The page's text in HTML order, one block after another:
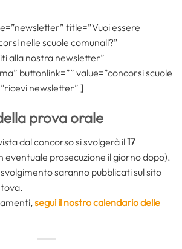
title=”Vuoi essere
nelle scuole comunali?”
alla nostra newsletter”
buttonlink=”” value=”concorsi scuole
newsletter” ]
prova orale
dal concorso si svolgerà il17
eventuale prosecuzione il giorno dopo).
svolgimento saranno pubblicati sul sito
segui il nostro calendario delle